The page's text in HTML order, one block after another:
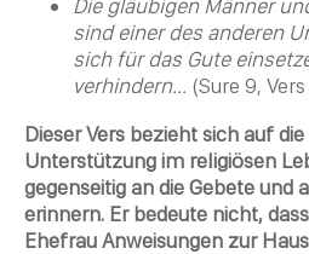
sind einer des anderen
sich für das Gute
verhindern... (Sure 9, Vers
Dieser Vers bezieht sich auf
Unterstützung im religiösen
gegenseitig an die Gebete und
erinnern. Er bedeute nicht,
Ehefrau Anweisungen zur